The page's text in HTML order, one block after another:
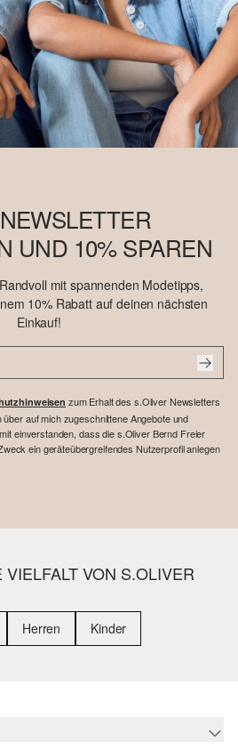
UND 10% SPAREN
mit spannenden Modetipps,
10% Rabatt auf deinen nächsten
Einkauf!
zum Erhalt des s.Oliver Newsletters
auf mich zugeschnittene Angebote und
einverstanden, dass die s.Oliver Bernd Freier
ein geräteübergreifendes Nutzerprofil anlegen
VON S.OLIVER
Herren Kinder